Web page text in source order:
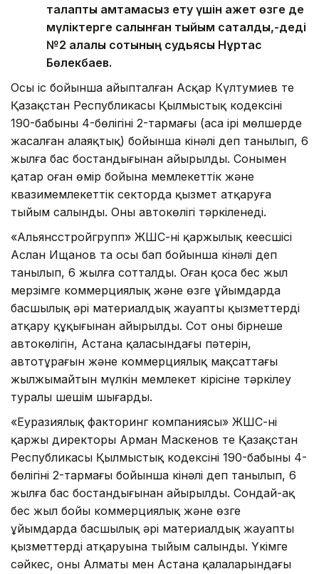
талапты қамтамасыз ету үшін қажет өзге де
мүліктерге салынған тыйым сақталды,-деді
№2 қалалық сотының судьясы Нұртас
Бөлекбаев.
Осы іс бойынша айыпталған Асқар Күлтумиев те
Қазақстан Республикасы Қылмыстық кодексінің
190-бабының 4-бөлігінің 2-тармағы (аса ірі мөлшерде
жасалған алаяқтық) бойынша кінәлі деп танылып, 6
жылға бас бостандығынан айырылды. Сонымен
қатар оған өмір бойына мемлекеттік және
квазимемлекеттік секторда қызмет атқаруға
тыйым салынды. Оның автокөлігі тәркіленеді.
«Альянсстройгрупп» ЖШС-нің қаржылық кеңесшісі
Аслан Ищанов та осы бап бойынша кінәлі деп
танылып, 6 жылға сотталды. Оған қоса бес жыл
мерзімге коммерциялық және өзге ұйымдарда
басшылық әрі материалдық жауапты қызметтерді
атқару құқығынан айырылды. Сот оның бірнеше
автокөлігін, Астана қаласындағы пәтерін,
автотұрағын және коммерциялық мақсаттағы
жылжымайтын мүлкін мемлекет кірісіне тәркілеу
туралы шешім шығарды.
«Еуразиялық факторинг компаниясы» ЖШС-нің
қаржы директоры Арман Маскенов те Қазақстан
Республикасы Қылмыстық кодексінің 190-бабының 4-
бөлігінің 2-тармағы бойынша кінәлі деп танылып, 6
жылға бас бостандығынан айырылды. Сондай-ақ
бес жыл бойы коммерциялық және өзге
ұйымдарда басшылық әрі материалдық жауапты
қызметтерді атқаруына тыйым салынды. Үкімге
сәйкес, оның Алматы мен Астана қалаларындағы